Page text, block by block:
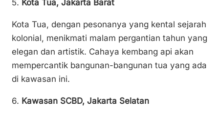
5. Kota Tua, Jakarta Barat
Kota Tua, dengan pesonanya yang kental sejarah
kolonial, menikmati malam pergantian tahun yang
elegan dan artistik. Cahaya kembang api akan
mempercantik bangunan-bangunan tua yang ada
di kawasan ini.
6. Kawasan SCBD, Jakarta Selatan